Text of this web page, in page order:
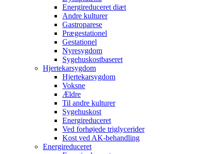
Energireduceret diæt
Andre kulturer
Gastroparese
Prægestationel
Gestationel
Nyresygdom
Sygehuskostbaseret
Hjertekarsygdom
Hjertekarsygdom
Voksne
Ældre
Til andre kulturer
Sygehuskost
Energireduceret
Ved forhøjede triglycerider
Kost ved AK-behandling
Energireduceret